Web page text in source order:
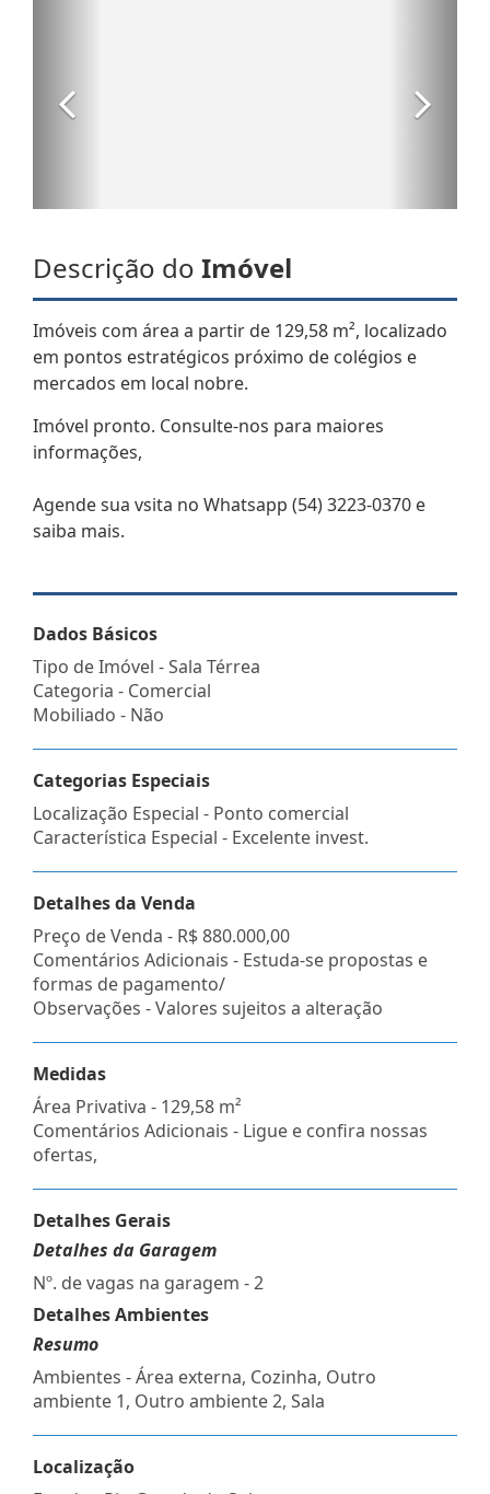
Descrição do Imóvel
Imóveis com área a partir de 129,58 m², localizado
em pontos estratégicos próximo de colégios e
mercados em local nobre.
Imóvel pronto. Consulte-nos para maiores
informações,
Agende sua vsita no Whatsapp (54) 3223-0370 e
saiba mais.
Dados Básicos
Tipo de Imóvel - Sala Térrea
Categoria - Comercial
Mobiliado - Não
Categorias Especiais
Localização Especial - Ponto comercial
Característica Especial - Excelente invest.
Detalhes da Venda
Preço de Venda - R$ 880.000,00
Comentários Adicionais - Estuda-se propostas e
formas de pagamento/
Observações - Valores sujeitos a alteração
Medidas
Área Privativa - 129,58 m²
Comentários Adicionais - Ligue e confira nossas
ofertas,
Detalhes Gerais
Detalhes da Garagem
Nº. de vagas na garagem - 2
Detalhes Ambientes
Resumo
Ambientes - Área externa, Cozinha, Outro
ambiente 1, Outro ambiente 2, Sala
Localização